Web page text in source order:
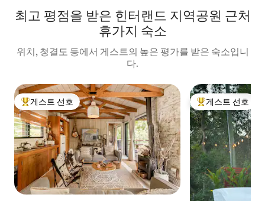
최고 평점을 받은 힌터랜드 지역공원 근처
휴가지 숙소
위치, 청결도 등에서 게스트의 높은 평가를 받은 숙소입니
다.
상위 게스트 선호
게스트 선호 상위 게스트 선호
게스트 선호